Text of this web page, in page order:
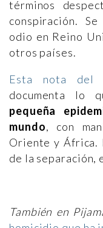
términos
conspiración.
odio en Reino
otros países.
Esta nota del
documenta lo
pequeña
mundo, con
Oriente y África.
de la separación,
También en